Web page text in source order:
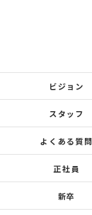
ビジョン
スタッフ
よくある質問
正社員
新卒